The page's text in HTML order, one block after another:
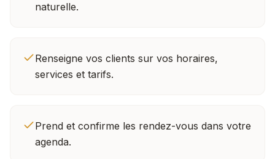
naturelle.
Renseigne vos clients sur vos horaires,
services et tarifs.
Prend et confirme les rendez-vous dans votre
agenda.